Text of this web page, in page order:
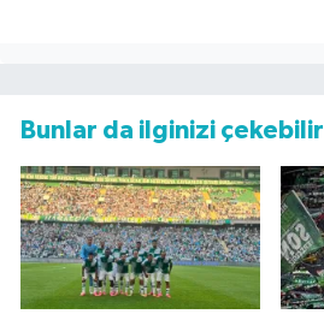
Bunlar da ilginizi çekebilir